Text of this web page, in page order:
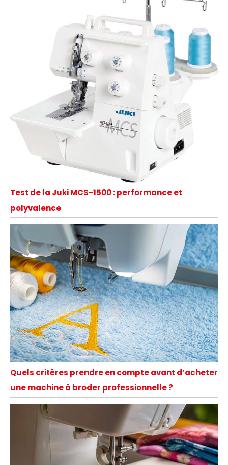
Test de la Juki MCS-1500 : performance et
polyvalence
Quels critères prendre en compte avant d’acheter
une machine à broder professionnelle ?